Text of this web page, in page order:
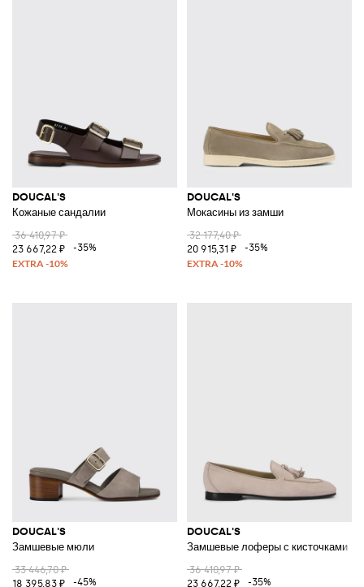
DOUCAL'S
Кожаные сандалии
36 410,97 ₽
23 667,22 ₽
-35%
DOUCAL'S
Мокасины из замши
32 177,40 ₽
20 915,31 ₽
-35%
DOUCAL'S
Замшевые мюли
33 446,70 ₽
18 395,83 ₽
-45%
DOUCAL'S
Замшевые лоферы с кисточками
36 410,97 ₽
23 667,22 ₽
-35%